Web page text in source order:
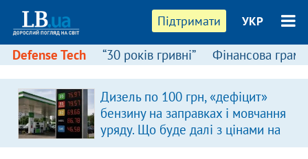
Підтримати УКР
Defense Tech “30 років гривні” Фінансова
Дизель по 100 грн, «дефіцит»
бензину на заправках і мовчання
уряду. Що буде далі з цінами на
пальне?